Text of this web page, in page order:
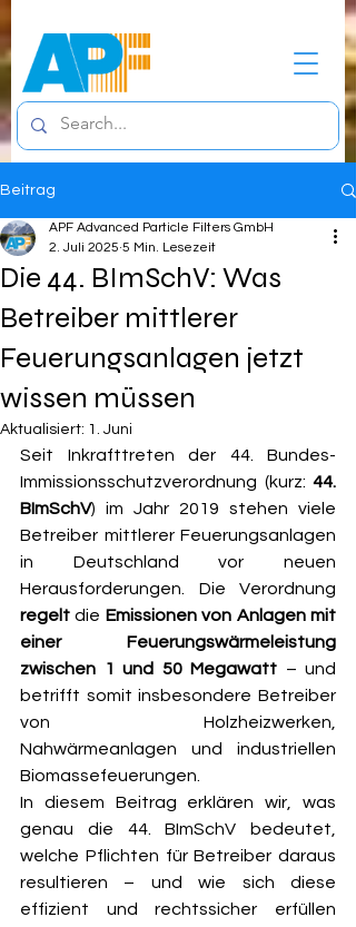
Beitrag
Die 44. BImSchV: Was
Betreiber mittlerer
Feuerungsanlagen jetzt
wissen müssen
APF Advanced Particle Filters GmbH
2. Juli 2025 5 Min. Lesezeit
Aktualisiert: 1. Juni
Seit Inkrafttreten der 44. Bundes-
Immissionsschutzverordnung (kurz: 44.
BImSchV) im Jahr 2019 stehen viele
Betreiber mittlerer Feuerungsanlagen
in Deutschland vor neuen
regelt die Emissionen von Anlagen mit
einer Feuerungswärmeleistung
zwischen 1 und 50 Megawatt – und
betrifft somit insbesondere Betreiber
von Holzheizwerken,
Nahwärmeanlagen und industriellen
Biomassefeuerungen.
In diesem Beitrag erklären wir, was
genau die 44. BImSchV bedeutet,
welche Pflichten für Betreiber daraus
resultieren – und wie sich diese
effizient und rechtssicher erfüllen